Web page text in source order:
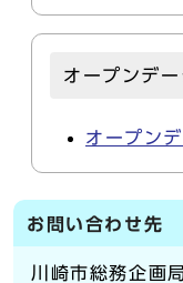
オープンデ
オープン
お問い合わせ先
川崎市総務企画